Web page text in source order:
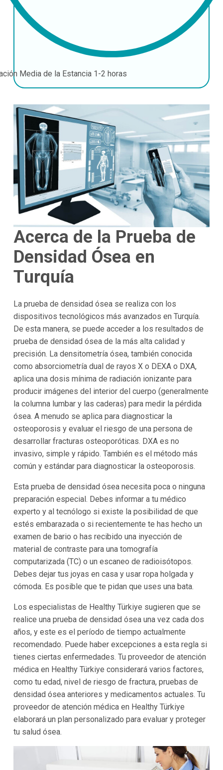
Media de la Estancia 1-2 horas
Acerca de la Prueba de
Densidad Ósea en
Turquía
La prueba de densidad ósea se realiza con los
dispositivos tecnológicos más avanzados en Turquía.
De esta manera, se puede acceder a los resultados de
prueba de densidad ósea de la más alta calidad y
precisión. La densitometría ósea, también conocida
como absorciometría dual de rayos X o DEXA o DXA,
aplica una dosis mínima de radiación ionizante para
producir imágenes del interior del cuerpo (generalmente
la columna lumbar y las caderas) para medir la pérdida
ósea. A menudo se aplica para diagnosticar la
osteoporosis y evaluar el riesgo de una persona de
desarrollar fracturas osteoporóticas. DXA es no
invasivo, simple y rápido. También es el método más
común y estándar para diagnosticar la osteoporosis.
Esta prueba de densidad ósea necesita poca o ninguna
preparación especial. Debes informar a tu médico
experto y al tecnólogo si existe la posibilidad de que
estés embarazada o si recientemente te has hecho un
examen de bario o has recibido una inyección de
material de contraste para una tomografía
computarizada (TC) o un escaneo de radioisótopos.
Debes dejar tus joyas en casa y usar ropa holgada y
cómoda. Es posible que te pidan que uses una bata.
Los especialistas de Healthy Türkiye sugieren que se
realice una prueba de densidad ósea una vez cada dos
años, y este es el período de tiempo actualmente
recomendado. Puede haber excepciones a esta regla si
tienes ciertas enfermedades. Tu proveedor de atención
médica en Healthy Türkiye considerará varios factores,
como tu edad, nivel de riesgo de fractura, pruebas de
densidad ósea anteriores y medicamentos actuales. Tu
proveedor de atención médica en Healthy Türkiye
elaborará un plan personalizado para evaluar y proteger
tu salud ósea.